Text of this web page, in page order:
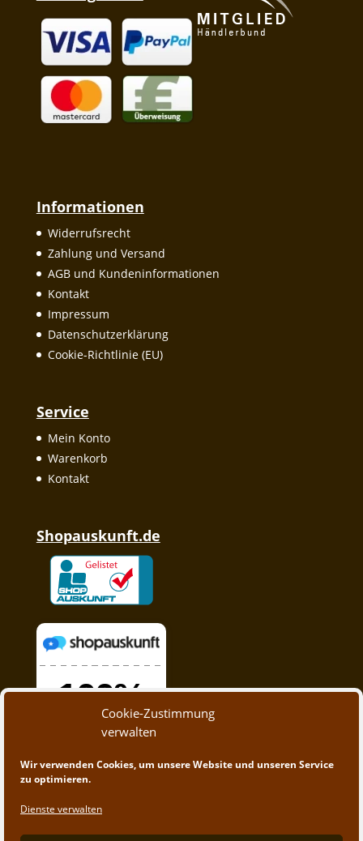
Cookie-Zustimmung
verwalten
Wir verwenden Cookies, um unsere Website und unseren Service
zu optimieren.
Dienste verwalten
Informationen
Widerrufsrecht
Zahlung und Versand
AGB und Kundeninformationen
Kontakt
Impressum
Datenschutzerklärung
Cookie-Richtlinie (EU)
Service
Mein Konto
Warenkorb
Kontakt
Shopauskunft.de